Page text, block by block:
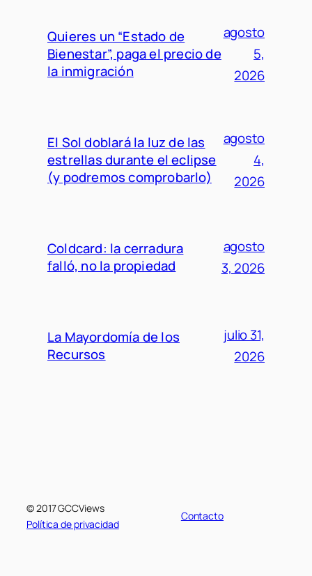
Quieres un “Estado de
Bienestar”, paga el precio de
la inmigración
agosto
5,
2026
El Sol doblará la luz de las
estrellas durante el eclipse
(y podremos comprobarlo)
agosto
4,
2026
Coldcard: la cerradura
falló, no la propiedad
agosto
3, 2026
La Mayordomía de los
Recursos
julio 31,
2026
© 2017 GCCViews
Política de privacidad
Contacto